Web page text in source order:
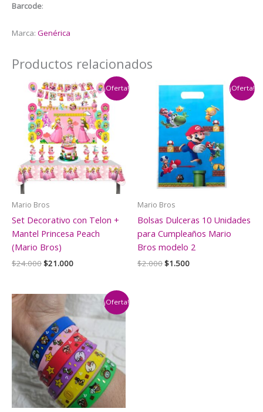
cantidad
Barcode:
Marca: Genérica
Productos relacionados
¡Oferta!
Mario Bros
Set Decorativo con Telon +
Mantel Princesa Peach
(Mario Bros)
$24.000El
era:
$24.000.
$21.000El
es:
$21.000.
¡Oferta!
Mario Bros
Bolsas Dulceras 10 Unidades
para Cumpleaños Mario
Bros modelo 2
$2.000El
$1.500El
¡Oferta!